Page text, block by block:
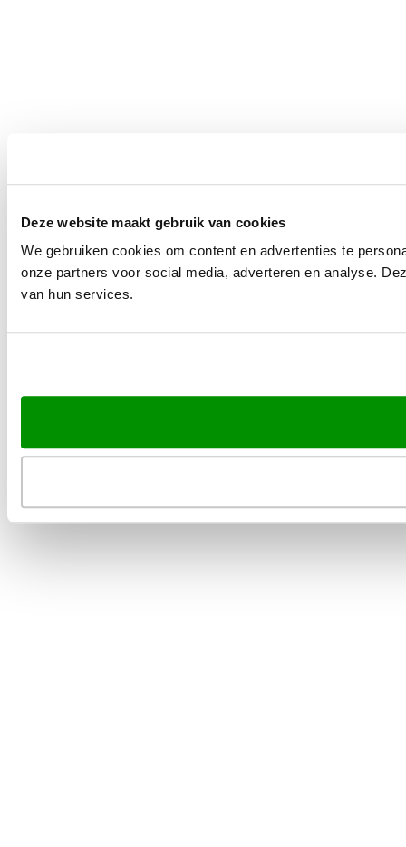
Deze website maakt gebruik van cookies
We gebruiken cookies om content en advertenties te
onze partners voor social media, adverteren en analyse.
van hun services.